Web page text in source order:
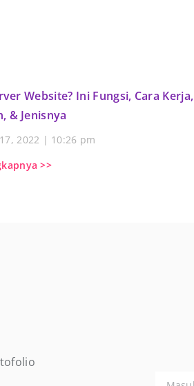
Website? Ini Fungsi, Cara Kerja,
& Jenisnya
2022
10:26 pm
>>